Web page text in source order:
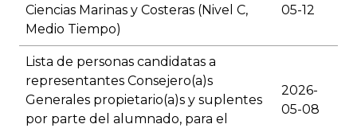
Ciencias Marinas y Costeras (Nivel C,
Medio Tiempo)
05-12
Lista de personas candidatas a
representantes Consejero(a)s
Generales propietario(a)s y suplentes
por parte del alumnado, para el
2026-
05-08